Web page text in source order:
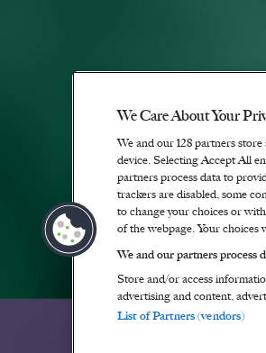
We Care About Your
We and our 128 partners store
device. Selecting Accept All
partners process data to
trackers are disabled, some
to change your choices or
of the webpage. Your
We and our partners process
Store and/or access
advertising and content,
List of Partners (vendors)